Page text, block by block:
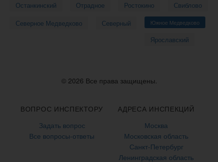
Останкинский
Отрадное Ростокино
Свиблово
Северное Медведково
Северный Южное Медведково
Ярославский
© 2026 Все права защищены.
ВОПРОС ИНСПЕКТОРУ
Задать вопрос
Все вопросы-ответы
АДРЕСА ИНСПЕКЦИЙ
Москва
Московская область
Санкт-Петербург
Ленинградская область